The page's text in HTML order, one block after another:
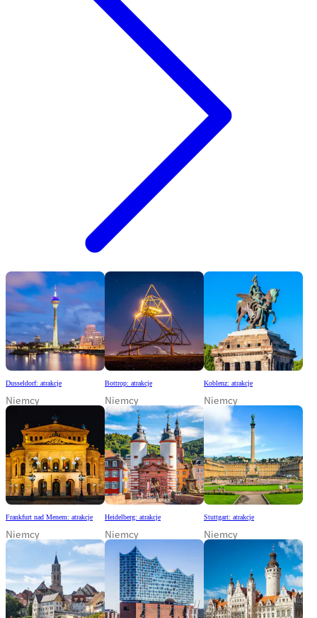
Dusseldorf: atrakcje
Niemcy
Bottrop: atrakcje
Niemcy
Koblenz: atrakcje
Niemcy
Frankfurt nad Menem: atrakcje
Niemcy
Heidelberg: atrakcje
Niemcy
Stuttgart: atrakcje
Niemcy